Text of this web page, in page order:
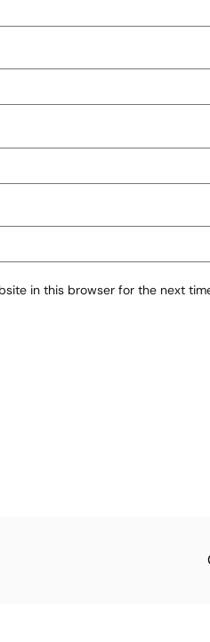
in this browser for the next